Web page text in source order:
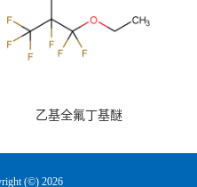
乙基全氟丁基醚
(©) 2026